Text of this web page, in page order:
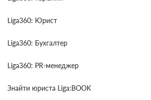
Liga360: Юрист
Liga360: Бухгалтер
Liga360: PR-менеджер
Знайти юриста Liga:BOOK